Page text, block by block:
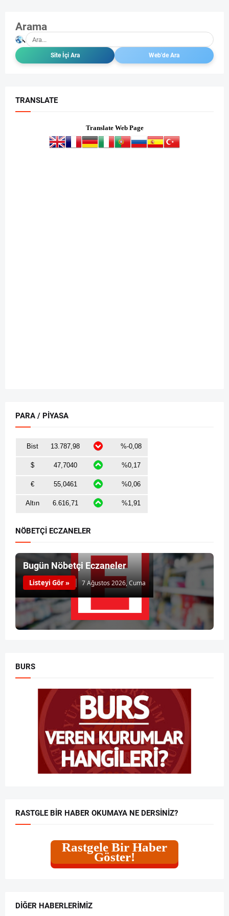
Arama
TRANSLATE
Translate Web Page
PARA / PİYASA
NÖBETÇİ ECZANELER
Bugün Nöbetçi Eczaneler
Listeyi Gör » 7 Ağustos 2026, Cuma
BURS
RASTGLE BIR HABER OKUMAYA NE DERSINIZ?
Rastgele Bir Haber
Göster!
DIĞER HABERLERIMIZ